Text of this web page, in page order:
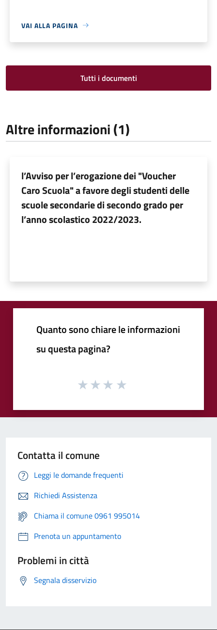
VAI ALLA PAGINA
Tutti i documenti
Altre informazioni (1)
l’Avviso per l’erogazione dei "Voucher
Caro Scuola" a favore degli studenti delle
scuole secondarie di secondo grado per
l’anno scolastico 2022/2023.
Quanto sono chiare le informazioni
su questa pagina?
Contatta il comune
Leggi le domande frequenti
Richiedi Assistenza
Chiama il comune 0961 995014
Prenota un appuntamento
Problemi in città
Segnala disservizio